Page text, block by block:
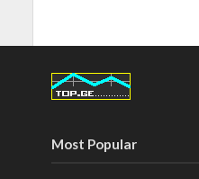
Most Popular